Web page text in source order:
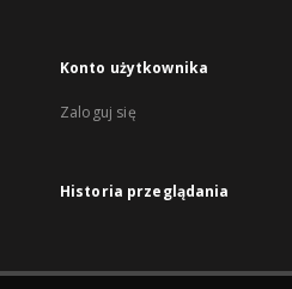
Konto użytkownika
Zaloguj się
Historia przeglądania